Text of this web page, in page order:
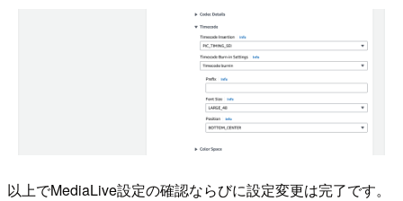
以上でMediaLive設定の確認ならびに設定変更は完了です。